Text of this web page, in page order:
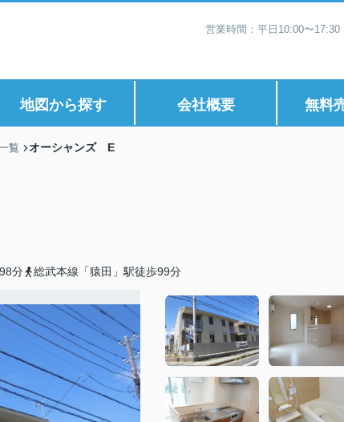
営業時間：平日10:00〜
地図から探す 会社概要 無料
覧 オーシャンズ E
分 総武本線「猿田」駅徒歩99分